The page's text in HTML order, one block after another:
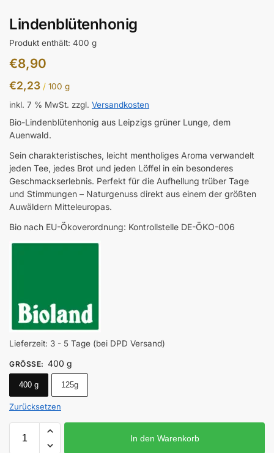
Lindenblütenhonig
Produkt enthält: 400 g
€8,90
€2,23 / 100 g
inkl. 7 % MwSt. zzgl. Versandkosten
Bio-Lindenblütenhonig aus Leipzigs grüner Lunge, dem
Auenwald.
Sein charakteristisches, leicht mentholiges Aroma verwandelt
jeden Tee, jedes Brot und jeden Löffel in ein besonderes
Geschmackserlebnis. Perfekt für die Aufhellung trüber Tage
und Stimmungen – Naturgenuss direkt aus einem der größten
Auwäldern Mitteleuropas.
Bio nach EU-Ökoverordnung: Kontrollstelle DE-ÖKO-006
Lieferzeit: 3 - 5 Tage (bei DPD Versand)
GRÖSSE : 400 g
400 g 125g
Zurücksetzen
In den Warenkorb